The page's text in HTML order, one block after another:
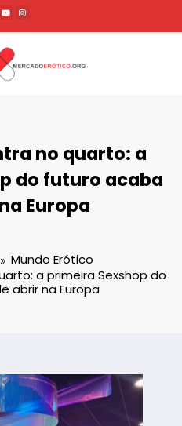
no quarto: a
do futuro acaba
Europa
Mundo Erótico
a primeira Sexshop do
abrir na Europa